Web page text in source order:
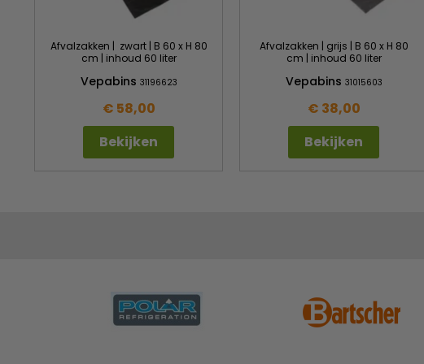
Afvalzakken | zwart | B 60 x H 80
cm | inhoud 60 liter
Vepabins 31196623
€ 58,00
Bekijken
Afvalzakken | grijs | B 60 x H 80
cm | inhoud 60 liter
Vepabins 31015603
€ 38,00
Bekijken